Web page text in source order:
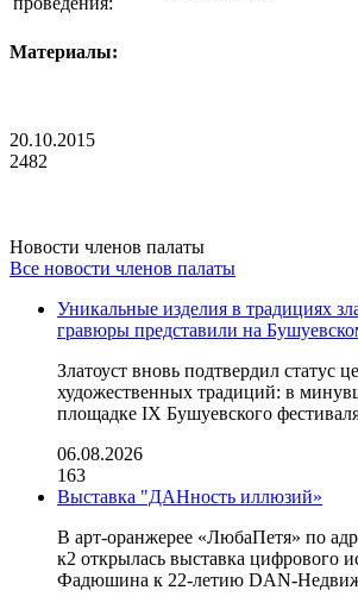
Материалы:
20.10.2015
2482
Новости членов палаты
Все новости членов палаты
Уникальные изделия в традициях
гравюры представили на
Златоуст вновь подтвердил статус
художественных традиций: в
площадке IX Бушуевского
06.08.2026
163
Выставка "ДАНность иллюзий»
В арт-оранжерее «ЛюбаПетя» по
к2 открылась выставка цифрового
Фадюшина к 22-летию DAN-